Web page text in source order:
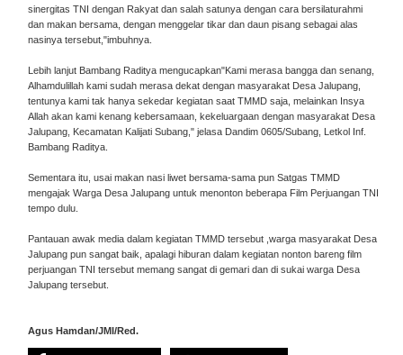
sinergitas TNI dengan Rakyat dan salah satunya dengan cara bersilaturahmi
dan makan bersama, dengan menggelar tikar dan daun pisang sebagai alas
nasinya tersebut,"imbuhnya.
Lebih lanjut Bambang Raditya mengucapkan"Kami merasa bangga dan senang,
Alhamdulillah kami sudah merasa dekat dengan masyarakat Desa Jalupang,
tentunya kami tak hanya sekedar kegiatan saat TMMD saja, melainkan Insya
Allah akan kami kenang kebersamaan, kekeluargaan dengan masyarakat Desa
Jalupang, Kecamatan Kalijati Subang," jelasa Dandim 0605/Subang, Letkol Inf.
Bambang Raditya.
Sementara itu, usai makan nasi liwet bersama-sama pun Satgas TMMD
mengajak Warga Desa Jalupang untuk menonton beberapa Film Perjuangan TNI
tempo dulu.
Pantauan awak media dalam kegiatan TMMD tersebut ,warga masyarakat Desa
Jalupang pun sangat baik, apalagi hiburan dalam kegiatan nonton bareng film
perjuangan TNI tersebut memang sangat di gemari dan di sukai warga Desa
Jalupang tersebut.
Agus Hamdan/JMI/Red.